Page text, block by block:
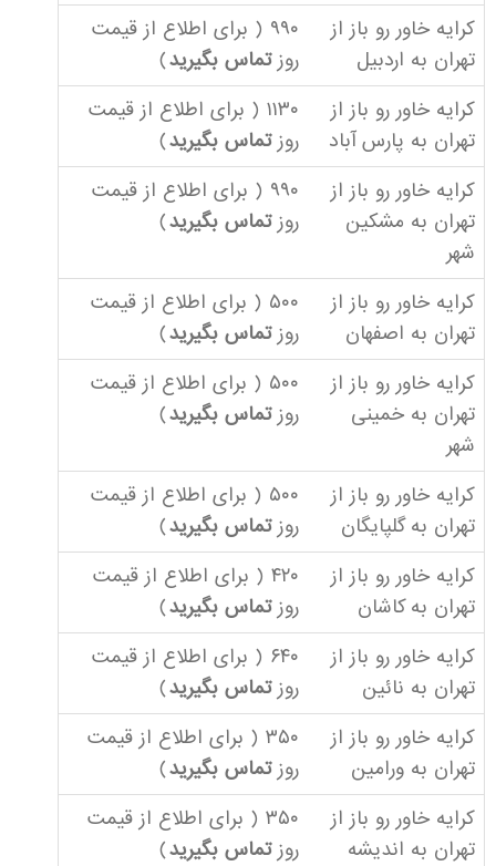
کرایه خاور رو باز از
تهران به اردبیل
۹۹۰ ( برای اطلاع از قیمت
روزتماس بگیرید)
کرایه خاور رو باز از
تهران به پارس آباد
۱۱۳۰ ( برای اطلاع از قیمت
روزتماس بگیرید)
کرایه خاور رو باز از
تهران به مشکین
شهر
۹۹۰ ( برای اطلاع از قیمت
روزتماس بگیرید)
کرایه خاور رو باز از
تهران به اصفهان
۵۰۰ ( برای اطلاع از قیمت
روزتماس بگیرید)
کرایه خاور رو باز از
تهران به خمینی
شهر
۵۰۰ ( برای اطلاع از قیمت
روزتماس بگیرید)
کرایه خاور رو باز از
تهران به گلپایگان
۵۰۰ ( برای اطلاع از قیمت
روزتماس بگیرید)
کرایه خاور رو باز از
تهران به کاشان
۴۲۰ ( برای اطلاع از قیمت
روزتماس بگیرید)
کرایه خاور رو باز از
تهران به نائین
۶۴۰ ( برای اطلاع از قیمت
روزتماس بگیرید)
کرایه خاور رو باز از
تهران به ورامین
۳۵۰ ( برای اطلاع از قیمت
روزتماس بگیرید)
کرایه خاور رو باز از
تهران به اندیشه
۳۵۰ ( برای اطلاع از قیمت
روزتماس بگیرید)